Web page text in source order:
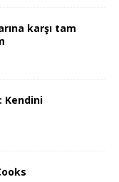
karşı tam
Kendini